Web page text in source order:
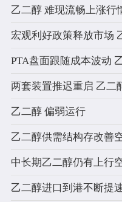
乙二醇 难现流畅上涨行
两套装置推迟重启 乙二
乙二醇 偏弱运行
中长期乙二醇仍有上行